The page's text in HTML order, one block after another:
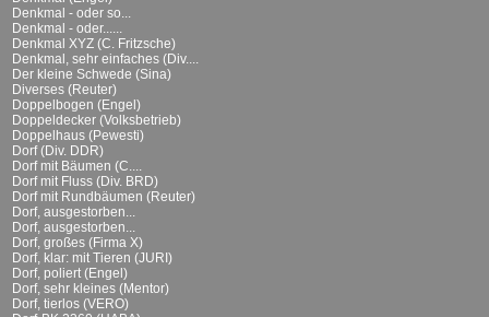
Denkmal - oder so...
Denkmal - oder......
Denkmal XYZ (C. Fritzsche)
Denkmal, sehr einfaches (Div....
Der kleine Schwede (Sina)
Diverses (Reuter)
Doppelbogen (Engel)
Doppeldecker (Volksbetrieb)
Doppelhaus (Pewesti)
Dorf (Div. DDR)
Dorf mit Bäumen (C....
Dorf mit Fluss (Div. BRD)
Dorf mit Rundbäumen (Reuter)
Dorf, ausgestorben...
Dorf, ausgestorben...
Dorf, großes (Firma X)
Dorf, klar: mit Tieren (JURI)
Dorf, poliert (Engel)
Dorf, sehr kleines (Mentor)
Dorf, tierlos (VERO)